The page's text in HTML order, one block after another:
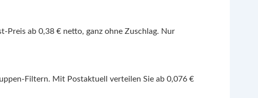
Preis ab 0,38 € netto, ganz ohne Zuschlag. Nur
Filtern. Mit Postaktuell verteilen Sie ab 0,076 €